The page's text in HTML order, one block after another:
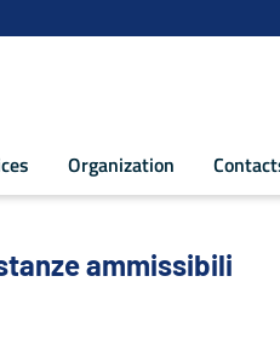
Organization
ammissibili -
ammissibili